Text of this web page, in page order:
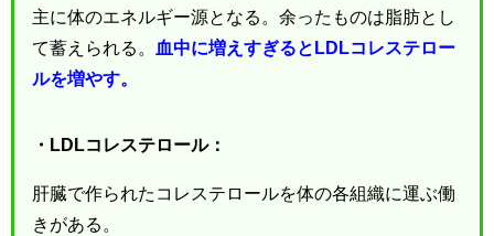
主に体のエネルギー源となる。余ったものは脂肪とし
て蓄えられる。
血中に増えすぎるとLDLコレステロー
ルを増やす。
・LDLコレステロール：
肝臓で作られたコレステロールを体の各組織に運ぶ働
きがある。